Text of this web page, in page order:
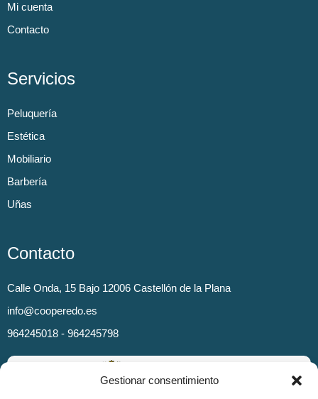
Gestionar consentimiento
Mi cuenta
Contacto
Servicios
Peluquería
Estética
Mobiliario
Barbería
Uñas
Contacto
Calle Onda, 15 Bajo 12006 Castellón de la Plana
info@cooperedo.es
964245018 - 964245798